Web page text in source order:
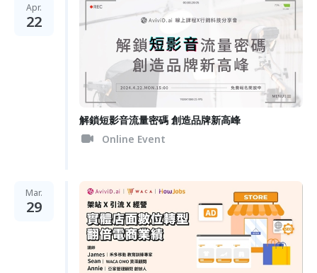
Apr.
22
解鎖短影音流量密碼 創造品牌新高峰
Online Event
Mar.
29